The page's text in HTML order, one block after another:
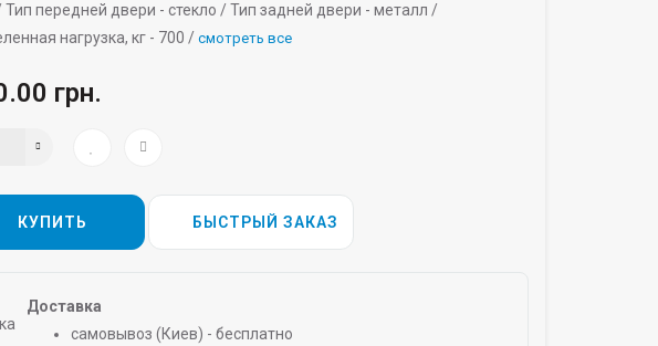
Тип передней двери - стекло /Тип задней двери - металл /
нагрузка, кг - 700 / смотреть все
грн.
КУПИТЬ БЫСТРЫЙ ЗАКАЗ
Доставка
самовывоз (Киев) - бесплатно